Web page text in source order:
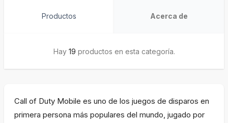
Productos Acerca de
Hay 19 productos en esta categoría.
Call of Duty Mobile es uno de los juegos de disparos en
primera persona más populares del mundo, jugado por